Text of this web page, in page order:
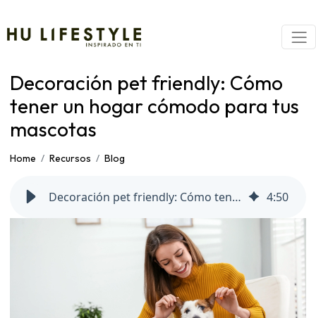
Decoración pet friendly: Cómo
tener un hogar cómodo para tus
mascotas
Home Recursos Blog
Decoración pet friendly: Cómo tener un hogar cómodo para tus mascotas 4:50